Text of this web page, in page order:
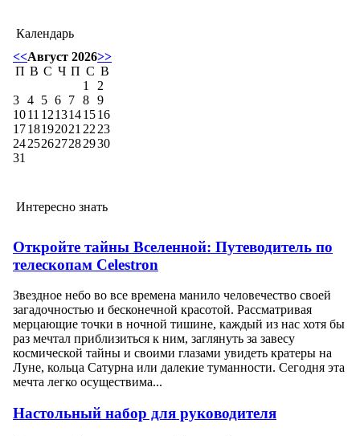
Календарь
<<Август 2026>>
П В С Ч П С В
1
2
3 4 5 6 7 8 9
1011 1213141516
1718192021 22 23
24252627282930
31
Интересно знать
Откройте тайны Вселенной: Путеводитель по
телескопам Celestron
Звездное небо во все времена манило человечество своей
загадочностью и бесконечной красотой. Рассматривая
мерцающие точки в ночной тишине, каждый из нас хотя бы
раз мечтал приблизиться к ним, заглянуть за завесу
космической тайны и своими глазами увидеть кратеры на
Луне, кольца Сатурна или далекие туманности. Сегодня эта
мечта легко осуществима...
Настольный набор для руководителя